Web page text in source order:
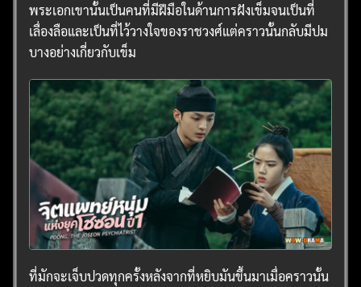
พระเอกเขานั้นเป็นคนที่มีฝีมือในด้านการฝังเข็มจนเป็นที่
เลื่องลือและเป็นที่ไว้วางใจของราชวงศ์แต่คราวนั้นกลับมีปม
บางอย่างเกี่ยวกับเข็ม
ที่มักจะเจ็บปวดทุกครั้งหลังจากที่หยิบมันขึ้นมาเมื่อคราวนั้น